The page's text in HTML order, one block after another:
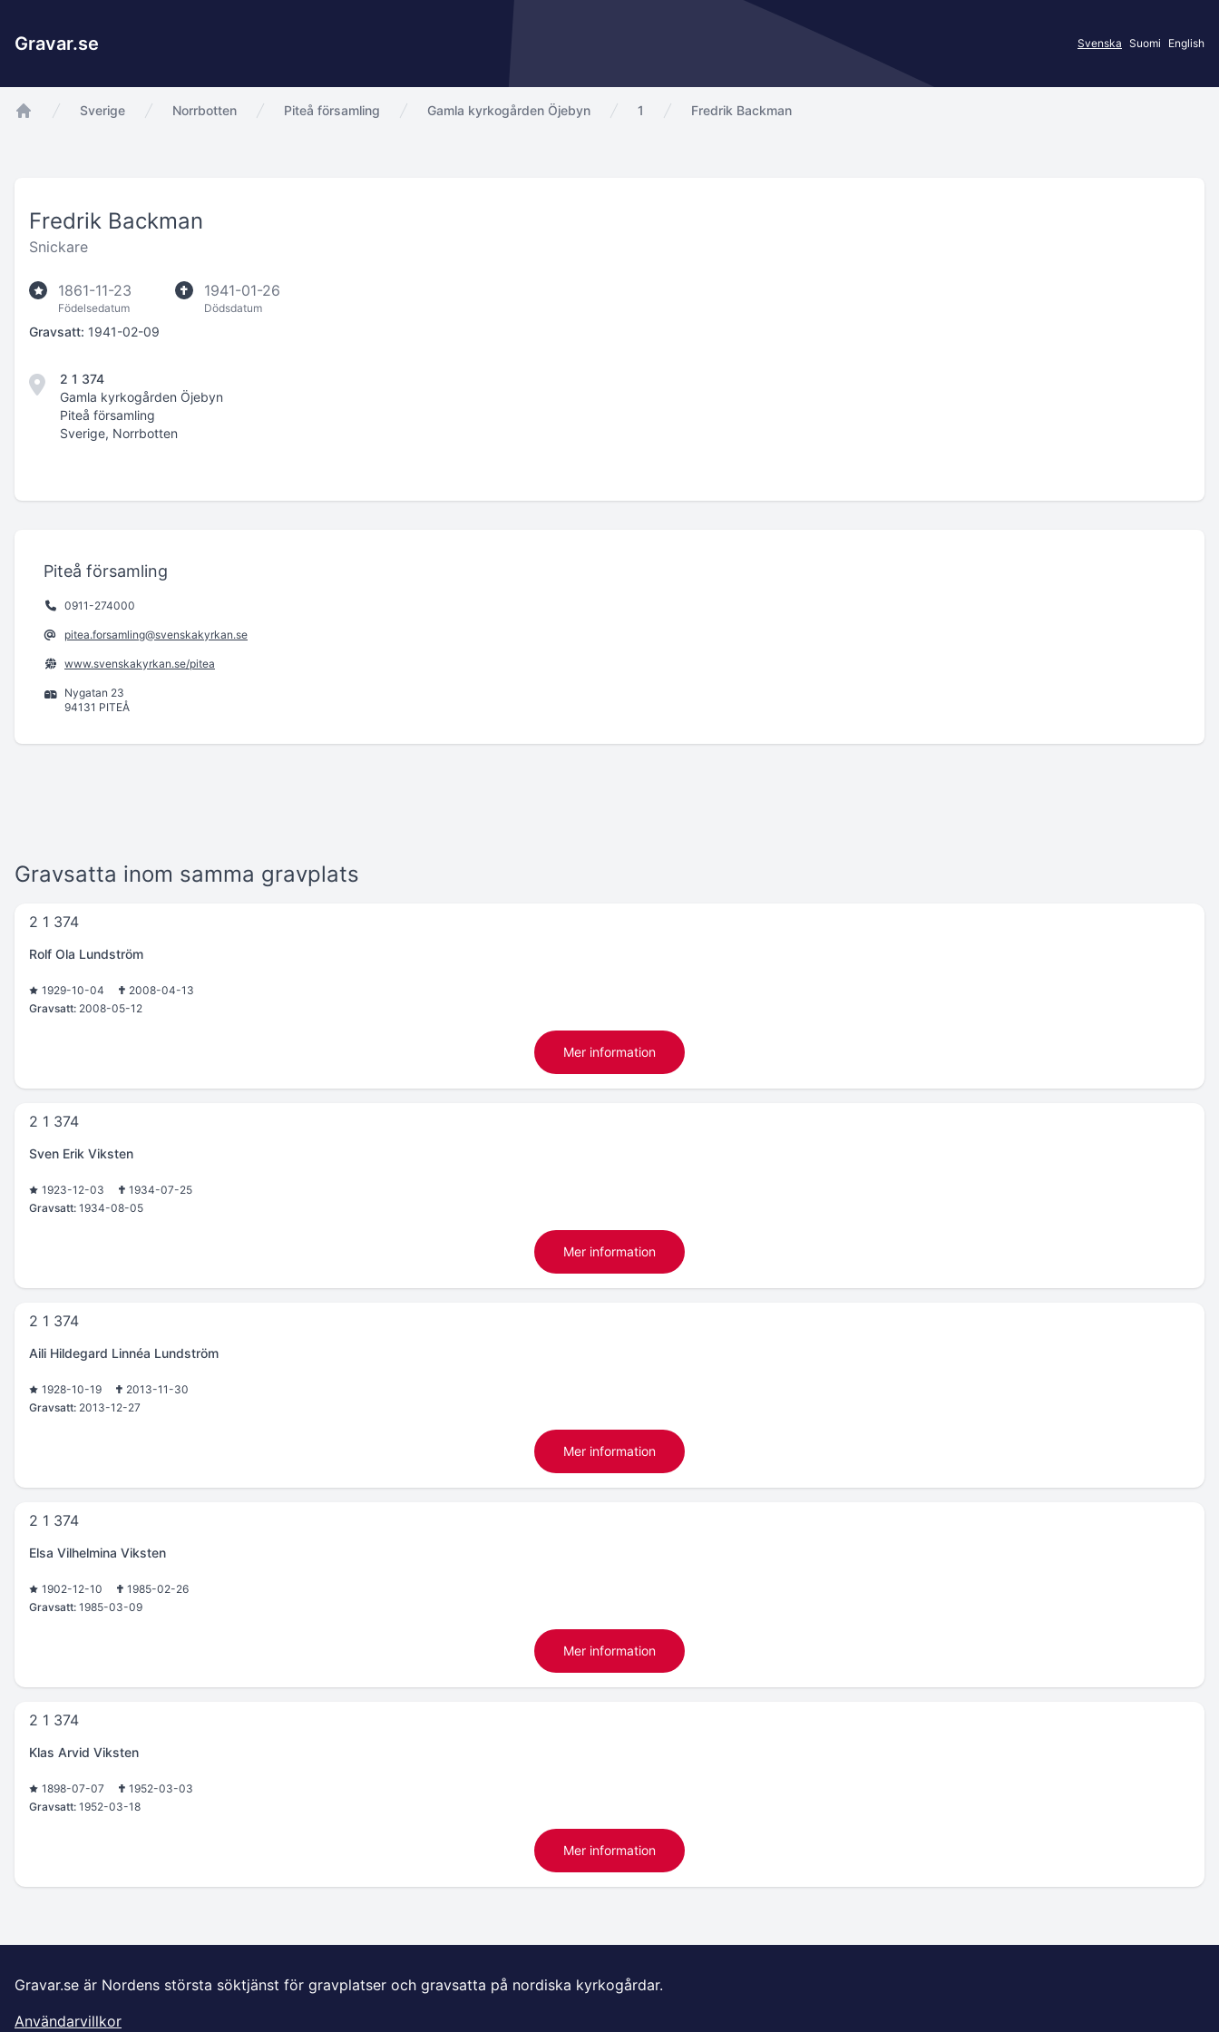
Gravar.se Svenska Suomi English
Sverige Norrbotten Piteå församling Gamla kyrkogården Öjebyn 1 Fredrik Backman
Fredrik Backman
Snickare
1861-11-23
Födelsedatum
1941-01-26
Dödsdatum
Gravsatt: 1941-02-09
2 1 374
Gamla kyrkogården Öjebyn
Piteå församling
Sverige, Norrbotten
Piteå församling
0911-274000
pitea.forsamling@svenskakyrkan.se
www.svenskakyrkan.se/pitea
Nygatan 23
94131 PITEÅ
Gravsatta inom samma gravplats
2 1 374
Rolf Ola Lundström
1929-10-04
2008-04-13
Gravsatt: 2008-05-12
Mer information
2 1 374
Sven Erik Viksten
1923-12-03
1934-07-25
Gravsatt: 1934-08-05
Mer information
2 1 374
Aili Hildegard Linnéa Lundström
1928-10-19
2013-11-30
Gravsatt: 2013-12-27
Mer information
2 1 374
Elsa Vilhelmina Viksten
1902-12-10
1985-02-26
Gravsatt: 1985-03-09
Mer information
2 1 374
Klas Arvid Viksten
1898-07-07
1952-03-03
Gravsatt: 1952-03-18
Mer information
Gravar.se är Nordens största söktjänst för gravplatser och gravsatta på nordiska kyrkogårdar.
Användarvillkor